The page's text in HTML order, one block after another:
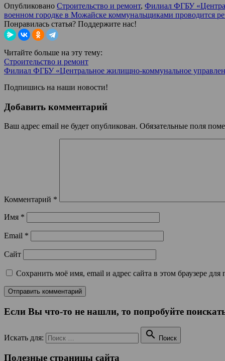
Опубликовано Строительство и ремонт, Филиал ФГБУ
военном городке в Можайске коммунальщиками проводится
Понравилась статья? Поддержите нас!
Читайте больше на эту тему:
Строительство и ремонт
Филиал ФГБУ «Центральное жилищно-коммунальное
Подпишись на наши новости!
Добавить комментарий
Ваш адрес email не будет опубликован. Обязательные поля
Комментарий *
Имя *
Email *
Сайт
Сохранить моё имя, email и адрес сайта в этом браузере
Если Вы что-то не нашли, то попробуйте
Искать для:  Поиск
Полезные страницы сайта